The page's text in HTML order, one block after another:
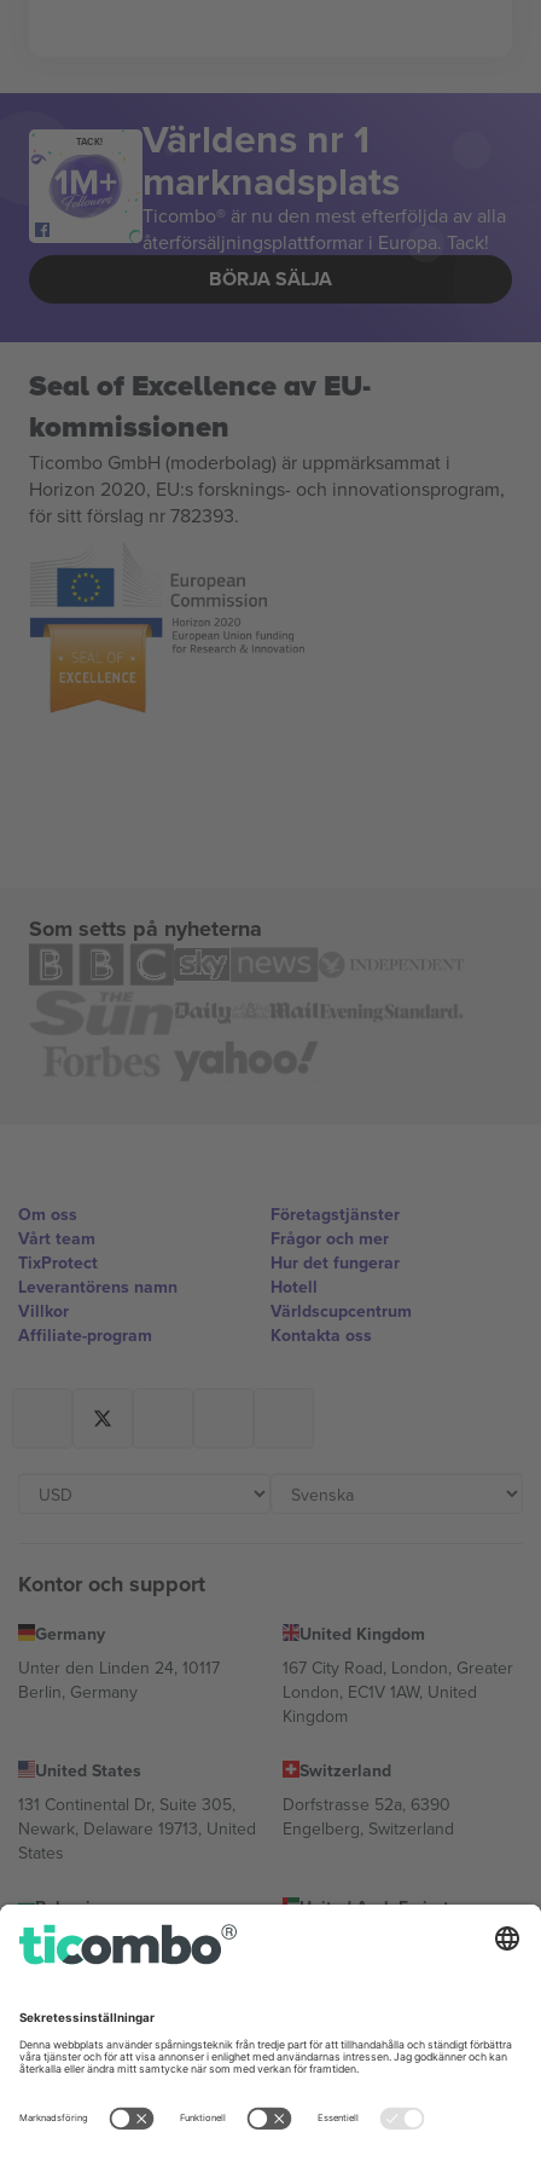
TACK! Världens nr 1
marknadsplats
Ticombo® är nu den mest efterföljda av alla
återförsäljningsplattformar i Europa. Tack!
BÖRJA SÄLJA
Seal of Excellence av EU-
kommissionen
Ticombo GmbH (moderbolag) är uppmärksammat i
Horizon 2020, EU:s forsknings- och innovationsprogram,
för sitt förslag nr 782393.
Som setts på nyheterna
Om oss
Vårt team
TixProtect
Leverantörens namn
Villkor
Affiliate-program
Företagstjänster
Frågor och mer
Hur det fungerar
Hotell
Världscupcentrum
Kontakta oss
Kontor och support
Germany
Unter den Linden 24, 10117
Berlin, Germany
United Kingdom
167 City Road, London, Greater
London, EC1V 1AW, United
Kingdom
United States
131 Continental Dr, Suite 305,
Newark, Delaware 19713, United
States
Switzerland
Dorfstrasse 52a, 6390
Engelberg, Switzerland
Bulgaria
Regus Sofia City West, bul
Totleben 53-55, 1606 Sofia,
United Arab Emirates
UAE Dubai Silicon Oasis, DDP
Mexico
Av Chapultepec 360, Roma
Norte, Cuauhtémoc, 06700
Ciudad de México, CDMX,